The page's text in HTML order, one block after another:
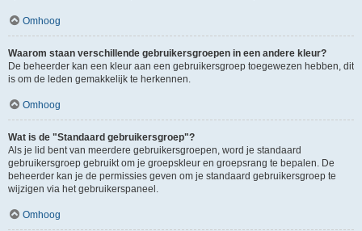
Omhoog
Waarom staan verschillende gebruikersgroepen in een andere kleur?
De beheerder kan een kleur aan een gebruikersgroep toegewezen hebben, dit
is om de leden gemakkelijk te herkennen.
Omhoog
Wat is de "Standaard gebruikersgroep"?
Als je lid bent van meerdere gebruikersgroepen, word je standaard
gebruikersgroep gebruikt om je groepskleur en groepsrang te bepalen. De
beheerder kan je de permissies geven om je standaard gebruikersgroep te
wijzigen via het gebruikerspaneel.
Omhoog